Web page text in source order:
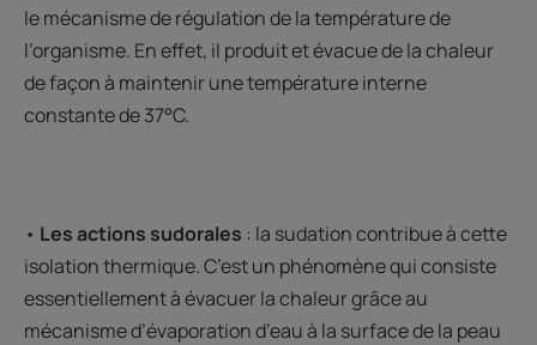
le mécanisme de régulation de la température de
l’organisme. En effet, il produit et évacue de la chaleur
de façon à maintenir une température interne
constante de 37°C.
• Les actions sudorales : la sudation contribue à cette
isolation thermique. C’est un phénomène qui consiste
essentiellement à évacuer la chaleur grâce au
mécanisme d’évaporation d’eau à la surface de la peau